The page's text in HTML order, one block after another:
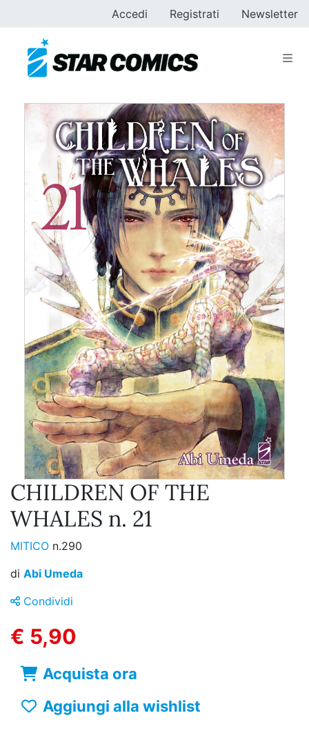
Accedi Registrati Newsletter
CHILDREN OF THE
WHALES n. 21
MITICO n.290
di Abi Umeda
Condividi
€ 5,90
Acquista ora
Aggiungi alla wishlist